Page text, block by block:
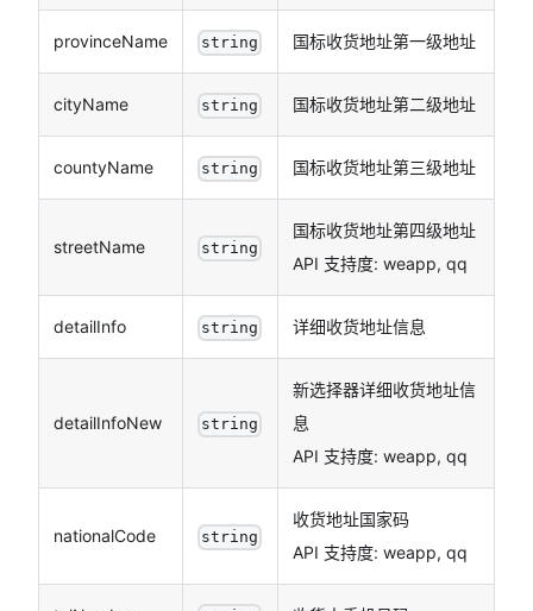
provinceName string 国标收货地址第一级地址
cityName string 国标收货地址第二级地址
countyName string 国标收货地址第三级地址
streetName string
国标收货地址第四级地址
API 支持度: weapp, qq
detailInfo string 详细收货地址信息
detailInfoNew string
新选择器详细收货地址信
息
API 支持度: weapp, qq
nationalCode string
收货地址国家码
API 支持度: weapp, qq